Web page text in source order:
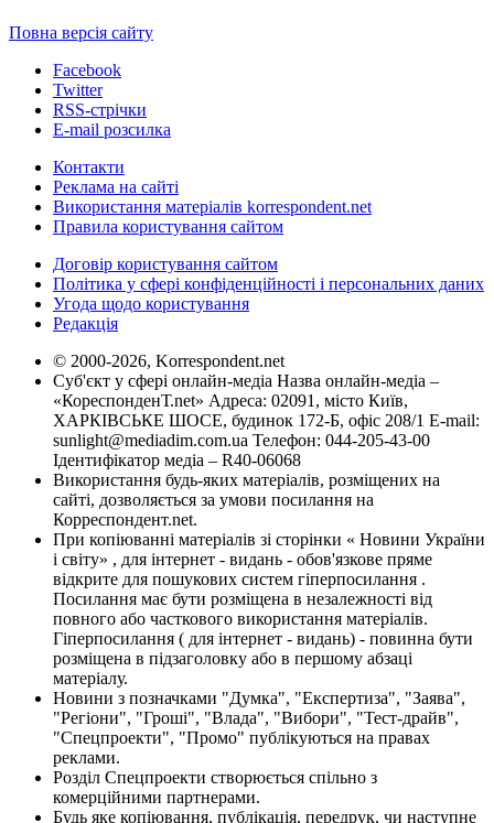
Повна версія сайту
Facebook
Twitter
RSS-стрічки
E-mail розсилка
Контакти
Реклама на сайті
Використання матеріалів korrespondent.net
Правила користування сайтом
Договір користування сайтом
Політика у сфері конфіденційності і персональних даних
Угода щодо користування
Редакція
© 2000-2026, Korrespondent.net
Суб'єкт у сфері онлайн-медіа Назва онлайн-медіа –
«КореспонденТ.net» Адреса: 02091, місто Київ,
ХАРКІВСЬКЕ ШОСЕ, будинок 172-Б, офіс 208/1 E-mail:
sunlight@mediadim.com.ua Телефон: 044-205-43-00
Ідентифікатор медіа – R40-06068
Використання будь-яких матеріалів, розміщених на
сайті, дозволяється за умови посилання на
Корреспондент.net.
При копіюванні матеріалів зі сторінки « Новини України
і світу» , для інтернет - видань - обов'язкове пряме
відкрите для пошукових систем гіперпосилання .
Посилання має бути розміщена в незалежності від
повного або часткового використання матеріалів.
Гіперпосилання ( для інтернет - видань) - повинна бути
розміщена в підзаголовку або в першому абзаці
матеріалу.
Новини з позначками "Думка", "Експертиза", "Заява",
"Регіони", "Гроші", "Влада", "Вибори", "Тест-драйв",
"Спецпроекти", "Промо" публікуються на правах
реклами.
Розділ Спецпроекти створюється спільно з
комерційними партнерами.
Будь яке копіювання, публікація, передрук, чи наступне